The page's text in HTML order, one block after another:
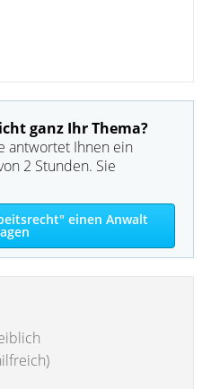
ganz Ihr Thema?
antwortet Ihnen ein
2 Stunden. Sie
einen Anwalt